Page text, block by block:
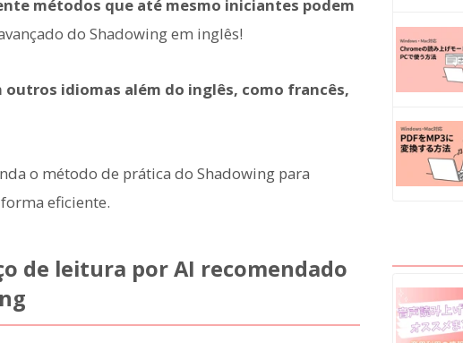
métodos que até mesmo iniciantes podem
do Shadowing em inglês!
idiomas além do inglês, como francês,
o método de prática do Shadowing para
eficiente.
de leitura por AI recomendado